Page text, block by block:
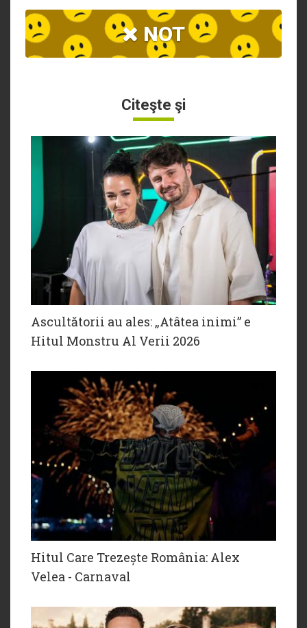
NOT
Citeşte şi
Ascultătorii au ales: „Atâtea inimi” e
Hitul Monstru Al Verii 2026
Hitul Care Trezește România: Alex
Velea - Carnaval